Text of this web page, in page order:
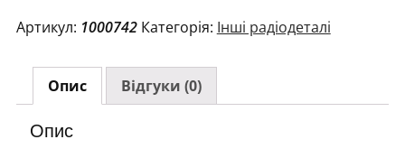
AF2AS
кнопкою
кількість
Артикул: 1000742 Категорія: Інші радіодеталі
Опис Відгуки (0)
Опис